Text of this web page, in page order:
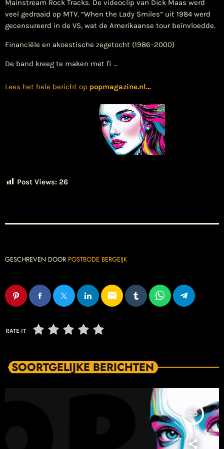
Mainstream Rock Tracks. De videoclip van Dick Maas werd
veel gedraaid op MTV. “When the Lady Smiles” uit 1984 werd
gecensureerd in de VS, wat de Amerikaanse tour beïnvloedde.
Financiële en akoestische zegetocht (1986–2000)
De band kreeg te maken met fi …
Lees het hele bericht op popmagazine.nl…
Post Views: 26
GESCHREVEN DOOR POSTBODE BERGEIJK
email
RATE IT
SOORTGELIJKE BERICHTEN
insert_link